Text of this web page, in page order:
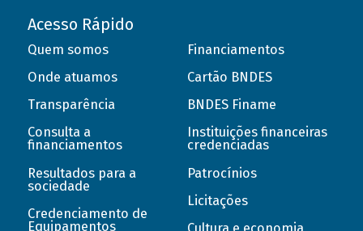
Acesso Rápido
Quem somos
Onde atuamos
Transparência
Consulta a
financiamentos
Resultados para a
sociedade
Credenciamento de
Equipamentos
Financiamentos
Cartão BNDES
BNDES Finame
Instituições financeiras
credenciadas
Patrocínios
Licitações